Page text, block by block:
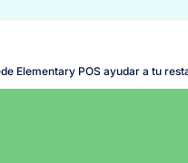
Elementary POS ayudar a tu